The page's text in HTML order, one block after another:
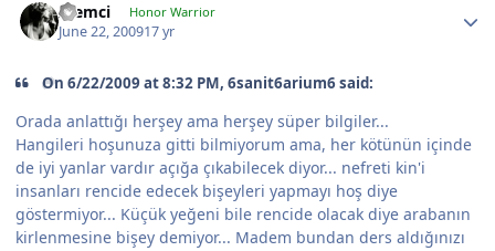
Alemci Honor Warrior
June 22, 200917 yr
On 6/22/2009 at 8:32 PM, 6sanit6arium6 said:
Orada anlattığı herşey ama herşey süper bilgiler...
Hangileri hoşunuza gitti bilmiyorum ama, her kötünün içinde
de iyi yanlar vardır açığa çıkabilecek diyor... nefreti kin'i
insanları rencide edecek bişeyleri yapmayı hoş diye
göstermiyor... Küçük yeğeni bile rencide olacak diye arabanın
kirlenmesine bişey demiyor... Madem bundan ders aldığınızı